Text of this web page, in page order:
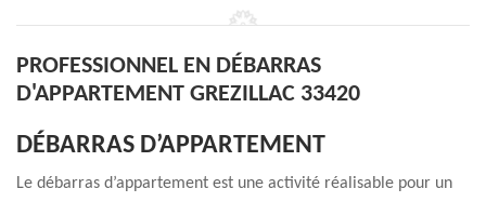
PROFESSIONNEL EN DÉBARRAS
D'APPARTEMENT GREZILLAC 33420
DÉBARRAS D’APPARTEMENT
Le débarras d’appartement est une activité réalisable pour un